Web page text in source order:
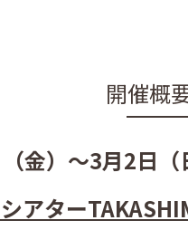
開催概
金）〜3月2日（
アター